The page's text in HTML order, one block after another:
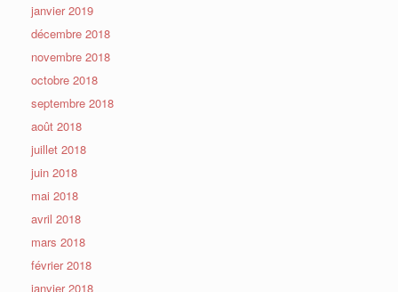
janvier 2019
décembre 2018
novembre 2018
octobre 2018
septembre 2018
août 2018
juillet 2018
juin 2018
mai 2018
avril 2018
mars 2018
février 2018
janvier 2018